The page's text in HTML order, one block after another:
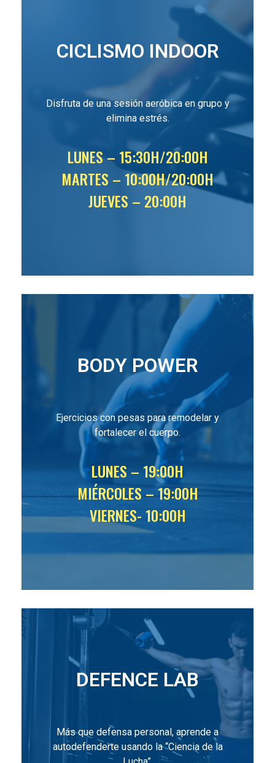
CICLISMO INDOOR
Disfruta de una sesión aeróbica en grupo y
elimina estrés.
LUNES – 15:30H/20:00H
MARTES – 10:00H/20:00H
JUEVES – 20:00H
BODY POWER
Ejercicios con pesas para remodelar y
fortalecer el cuerpo.
LUNES – 19:00H
MIÉRCOLES – 19:00H
VIERNES- 10:00H
DEFENCE LAB
Más que defensa personal, aprende a
autodefenderte usando la “Ciencia de la